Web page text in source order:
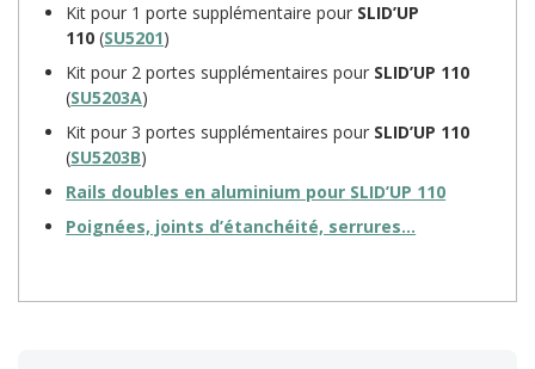
Kit pour 1 porte supplémentaire pour SLID’UP
110(SU5201)
Kit pour 2 portes supplémentaires pour SLID’UP 110
(SU5203A)
Kit pour 3 portes supplémentaires pour SLID’UP 110
(SU5203B)
Rails doubles en aluminium pour SLID’UP 110
Poignées, joints d’étanchéité, serrures…